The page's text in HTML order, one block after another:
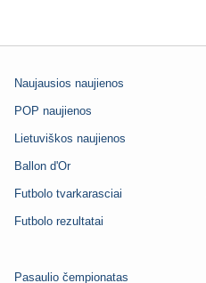
Naujausios naujienos
POP naujienos
Lietuviškos naujienos
Ballon d'Or
Futbolo tvarkarasciai
Futbolo rezultatai
Pasaulio čempionatas